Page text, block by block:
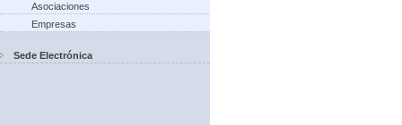
Asociaciones
Empresas
Sede Electrónica